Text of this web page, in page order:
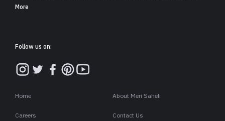
More
Follow us on:
Home About Meri Saheli
Careers Contact Us